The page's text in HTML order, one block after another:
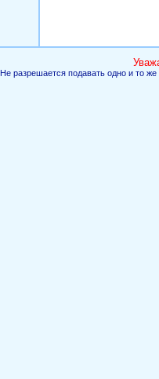
Не разрешается подавать одно и то